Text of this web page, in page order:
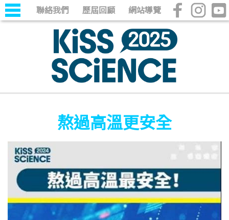
聯絡我們 歷屆回顧 網站導覽
熬過高溫更安全